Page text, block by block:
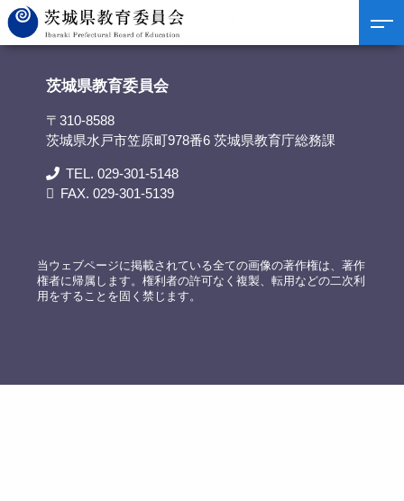
茨城県教育委員会>担当部署>高校教育課 管理担当
茨城県教育委員会
〒310-8588
茨城県水戸市笠原町978番6 茨城県教育庁総務課
TEL. 029-301-5148
FAX. 029-301-5139
当ウェブページに掲載されている全ての画像の著作権は、著作
権者に帰属します。権利者の許可なく複製、転用などの二次利
用をすることを固く禁じます。